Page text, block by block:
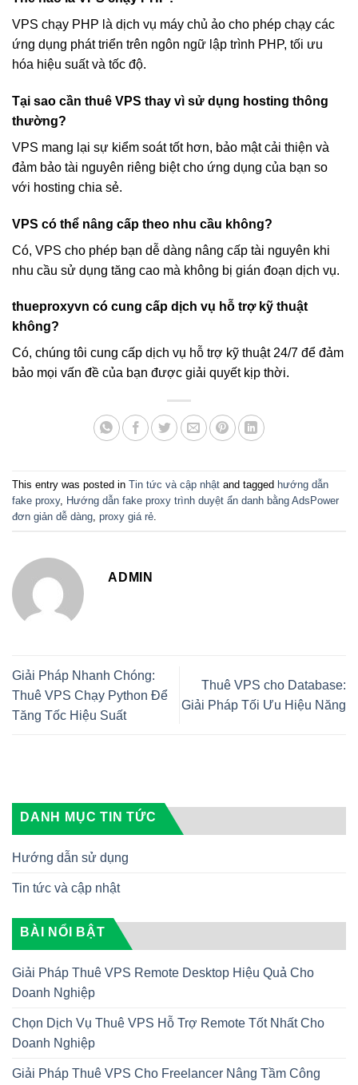
VPS chạy PHP là dịch vụ máy chủ ảo cho phép chạy các
ứng dụng phát triển trên ngôn ngữ lập trình PHP, tối ưu
hóa hiệu suất và tốc độ.
Tại sao cần thuê VPS thay vì sử dụng hosting thông
thường?
VPS mang lại sự kiểm soát tốt hơn, bảo mật cải thiện và
đảm bảo tài nguyên riêng biệt cho ứng dụng của bạn so
với hosting chia sẻ.
VPS có thể nâng cấp theo nhu cầu không?
Có, VPS cho phép bạn dễ dàng nâng cấp tài nguyên khi
nhu cầu sử dụng tăng cao mà không bị gián đoạn dịch vụ.
thueproxyvn có cung cấp dịch vụ hỗ trợ kỹ thuật
không?
Có, chúng tôi cung cấp dịch vụ hỗ trợ kỹ thuật 24/7 để đảm
bảo mọi vấn đề của bạn được giải quyết kịp thời.
This entry was posted in Tin tức và cập nhật and tagged hướng dẫn
fake proxy, Hướng dẫn fake proxy trình duyệt ẩn danh bằng AdsPower
đơn giản dễ dàng proxy giá rẻ
ADMIN
Giải Pháp Nhanh Chóng:
Thuê VPS Chạy Python Để
Tăng Tốc Hiệu Suất
Thuê VPS cho Database:
Giải Pháp Tối Ưu Hiệu Năng
DANH MỤC TIN TỨC
Hướng dẫn sử dụng
Tin tức và cập nhật
BÀI NỔI BẬT
Giải Pháp Thuê VPS Remote Desktop Hiệu Quả Cho
Doanh Nghiệp
Chọn Dịch Vụ Thuê VPS Hỗ Trợ Remote Tốt Nhất Cho
Doanh Nghiệp
Giải Pháp Thuê VPS Cho Freelancer Nâng Tầm Công